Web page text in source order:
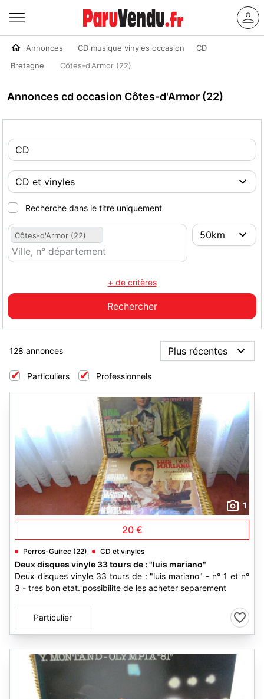
Annonces CD musique vinyles occasion
CD
Bretagne
Côtes-d'Armor (22)
Annonces cd occasion Côtes-d'Armor (22)
Recherche dans le titre uniquement
Côtes-d'Armor (22)
+ de critères
128 annonces
Particuliers Professionnels
1
20 €
Perros-Guirec (22) CD et vinyles
Deux disques vinyle 33 tours de : "luis mariano"
Deux disques vinyle 33 tours de : "luis mariano" - n° 1 et n°
3 - tres bon etat. possibilite de les acheter separement
Particulier